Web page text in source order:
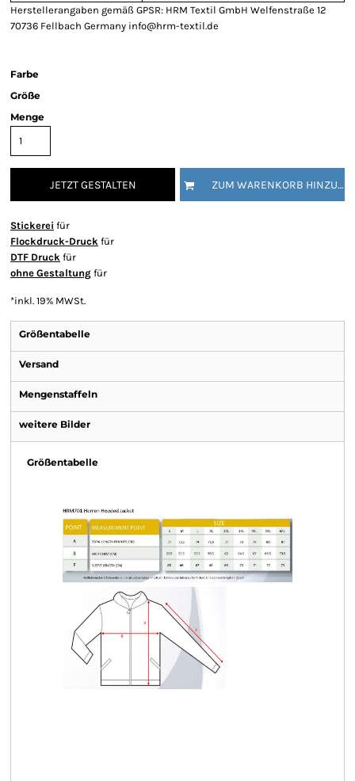
Herstellerangaben gemäß GPSR: HRM Textil GmbH Welfenstraße 12
70736 Fellbach Germany info@hrm-textil.de
Farbe
Größe
Menge
JETZT GESTALTEN ZUM WARENKORB HINZUFÜGEN
Stickerei für
Flockdruck-Druck für
DTF Druck für
ohne Gestaltung für
*inkl. 19% MWSt.
Größentabelle
Versand
Mengenstaffeln
weitere Bilder
Größentabelle